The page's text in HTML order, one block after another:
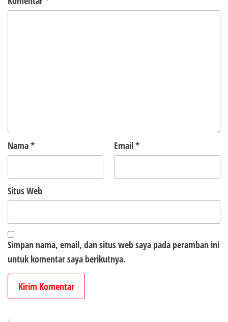
Nama* Email*
Situs Web
Simpan nama, email, dan situs web saya pada peramban ini
untuk komentar saya berikutnya.